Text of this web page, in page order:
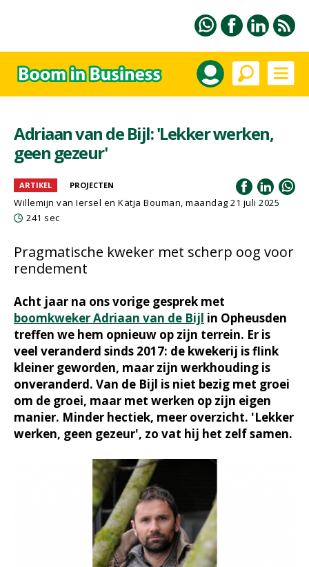
Adriaan van de Bijl: 'Lekker werken,
geen gezeur'
ARTIKEL PROJECTEN
Willemijn van Iersel en Katja Bouman, maandag 21 juli 2025
241 sec
Pragmatische kweker met scherp oog voor
rendement
Acht jaar na ons vorige gesprek met
boomkweker Adriaan van de Bijl in Opheusden
treffen we hem opnieuw op zijn terrein. Er is
veel veranderd sinds 2017: de kwekerij is flink
kleiner geworden, maar zijn werkhouding is
onveranderd. Van de Bijl is niet bezig met groei
om de groei, maar met werken op zijn eigen
manier. Minder hectiek, meer overzicht. 'Lekker
werken, geen gezeur', zo vat hij het zelf samen.